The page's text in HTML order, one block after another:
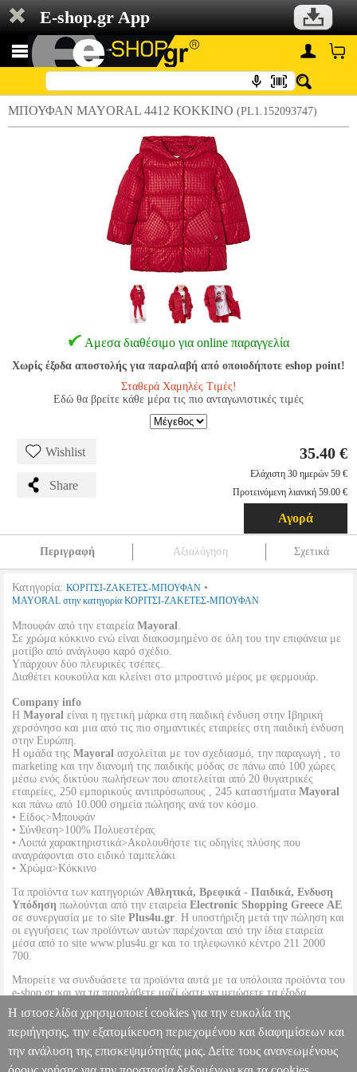
E-shop.gr App
ΜΠΟΥΦΑΝ MAYORAL 4412 ΚΟΚΚΙΝΟ (PL1.152093747)
Αμεσα διαθέσιμο για online παραγγελία
Χωρίς έξοδα αποστολής για παραλαβή από οποιοδήποτε eshop point!
Σταθερά Χαμηλές Τιμές!
Εδώ θα βρείτε κάθε μέρα τις πιο ανταγωνιστικές τιμές
Wishlist
Share
35.40 €
Ελάχιστη 30 ημερών 59 €
Προτεινόμενη λιανική 59.00 €
Αγορά
Περιγραφή Αξιολόγηση Σχετικά
Κατηγορία: ΚΟΡΙΤΣΙ-ΖΑΚΕΤΕΣ-ΜΠΟΥΦΑΝ •
MAYORAL στην κατηγορία ΚΟΡΙΤΣΙ-ΖΑΚΕΤΕΣ-ΜΠΟΥΦΑΝ
Μπουφάν από την εταιρεία Mayoral.
Σε χρώμα κόκκινο ενώ είναι διακοσμημένο σε όλη του την επιφάνεια με
μοτίβο από ανάγλυφο καρό σχέδιο.
Υπάρχουν δύο πλευρικές τσέπες.
Διαθέτει κουκούλα και κλείνει στο μπροστινό μέρος με φερμουάρ.
Company info
Η Mayoral είναι η ηγετική μάρκα στη παιδική ένδυση στην Ιβηρική
χερσόνησο και μια από τις πιο σημαντικές εταιρείες στη παιδική ένδυση
στην Ευρώπη.
Η ομάδα της Mayoral ασχολείται με τον σχεδιασμό, την παραγωγή , το
marketing και την διανομή της παιδικής μόδας σε πάνω από 100 χώρες
μέσω ενός δικτύου πωλήσεων που αποτελείται από 20 θυγατρικές
εταιρείες, 250 εμπορικούς αντιπρόσωπους , 245 καταστήματα Mayoral
και πάνω από 10.000 σημεία πώλησης ανά τον κόσμο.
• Είδος>Μπουφάν
• Σύνθεση>100% Πολυεστέρας
• Λοιπά χαρακτηριστικά>Ακολουθήστε τις οδηγίες πλύσης που
αναγράφονται στο ειδικό ταμπελάκι
• Χρώμα>Κόκκινο
Τα προϊόντα των κατηγοριών Αθλητικά, Βρεφικά - Παιδικά, Ενδυση
Υπόδηση πωλούνται από την εταιρεία Electronic Shopping Greece ΑΕ
σε συνεργασία με το site Plus4u.gr. Η υποστήριξη μετά την πώληση και
οι εγγυήσεις των προϊόντων αυτών παρέχονται από την ίδια εταιρεία
μέσα από το site www.plus4u.gr και το τηλεφωνικό κέντρο 211 2000
700.
Μπορείτε να συνδυάσετε τα προϊόντα αυτά με τα υπόλοιπα προϊόντα του
e-shop.gr και να τα παραλάβετε μαζί ώστε να μειώσετε τα έξοδα
αποστολής. Μπορείτε επίσης να παραλάβετε από οποιοδήποτε eshop
point με μηδενικά έξοδα αποστολής ανεξαρτήτως ύψους παραγγελίας!
ΜΠΟΥΦΑΝ MAYORAL 4412 ΚΟΚΚΙΝΟ PL1.152093747
PL1.152093747 MAYORAL MAYORAL ΚΟΡΙΤΣΙ-ΖΑΚΕΤΕΣ-
Η ιστοσελίδα χρησιμοποιεί cookies για την ευκολία της
περιήγησης, την εξατομίκευση περιεχομένου και διαφημίσεων και
την ανάλυση της επισκεψιμότητάς μας. Δείτε τους ανανεωμένους